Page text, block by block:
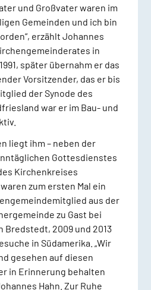
und Großvater waren im
Gemeinden und ich bin
erzählt Johannes
in
später übernahm er das
Vorsitzender, das er bis
der Synode des
war er im Bau- und
liegt ihm – neben der
Gottesdienstes
Kirchenkreises
zum ersten Mal ein
aus der
zu Gast bei
Bredstedt, 2009 und 2013
in Südamerika. „Wir
gesehen auf diesen
in Erinnerung behalten
Hahn. Zur Ruhe